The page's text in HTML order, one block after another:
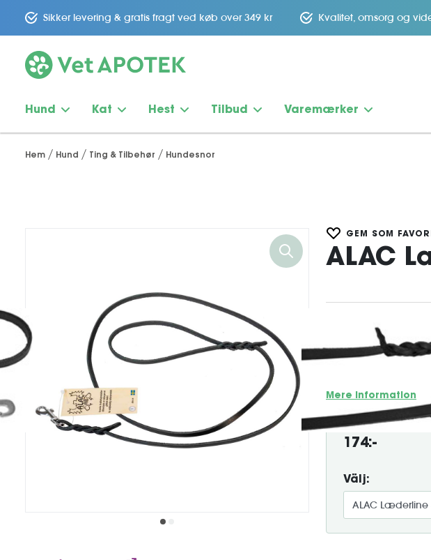
Sikker levering & gratis fragt ved køb over 349 kr Kvalitet, omsorg og
Hund Kat Hest Tilbud Varemærker
Hem Hund Ting & Tilbehør Hundesnor
GEM SOM
ALAC
ALAC Læderline
miljøcertificeret
samtidig med at
Mere information
174:-
Välj: